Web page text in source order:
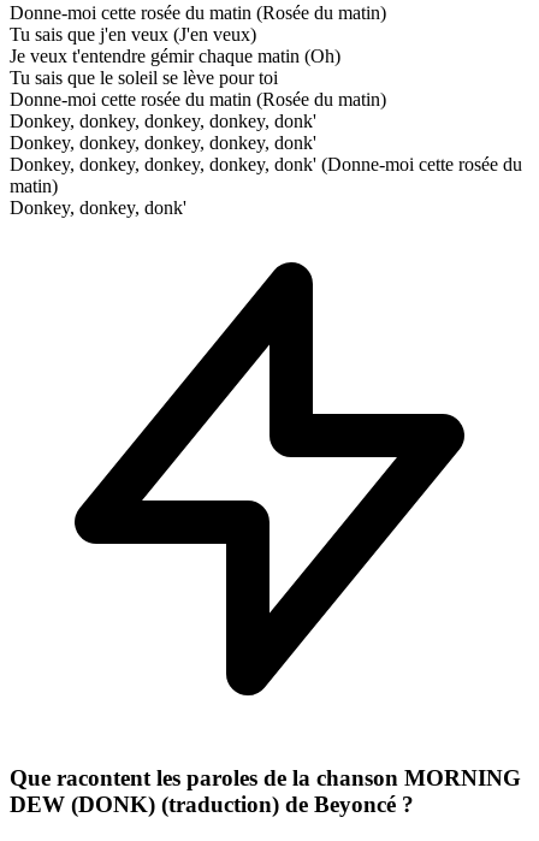
Donne-moi cette rosée du matin (Rosée du matin)
Tu sais que j'en veux (J'en veux)
Je veux t'entendre gémir chaque matin (Oh)
Tu sais que le soleil se lève pour toi
Donne-moi cette rosée du matin (Rosée du matin)
Donkey, donkey, donkey, donkey, donk'
Donkey, donkey, donkey, donkey, donk'
Donkey, donkey, donkey, donkey, donk' (Donne-moi cette rosée du
matin)
Donkey, donkey, donk'
Que racontent les paroles de la chanson MORNING
DEW (DONK) (traduction) de Beyoncé ?